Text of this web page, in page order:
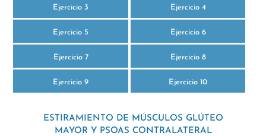
Ejercicio 3 Ejercicio 4
Ejercicio 5 Ejercicio 6
Ejercicio 7 Ejercicio 8
Ejercicio 9 Ejercicio 10
ESTIRAMIENTO DE MÚSCULOS GLÚTEO
MAYOR Y PSOAS CONTRALATERAL